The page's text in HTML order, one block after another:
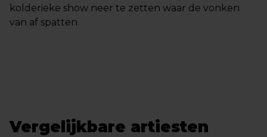
kolderieke show neer te zetten waar de vonken
van af spatten.
Vergelijkbare artiesten